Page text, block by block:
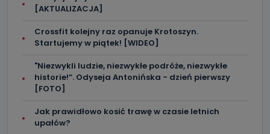
[AKTUALIZACJA]
Crossfit kolejny raz opanuje Krotoszyn.
Startujemy w piątek! [WIDEO]
"Niezwykli ludzie, niezwykłe podróże, niezwykłe
historie!”. Odyseja Antonińska - dzień pierwszy
[FOTO]
Jak prawidłowo kosić trawę w czasie letnich
upałów?